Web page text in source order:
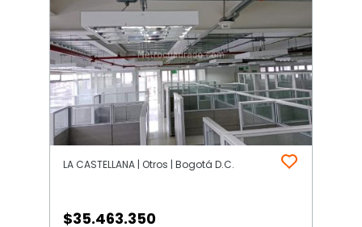
LA CASTELLANA | Otros | Bogotá D.C.
$35.463.350